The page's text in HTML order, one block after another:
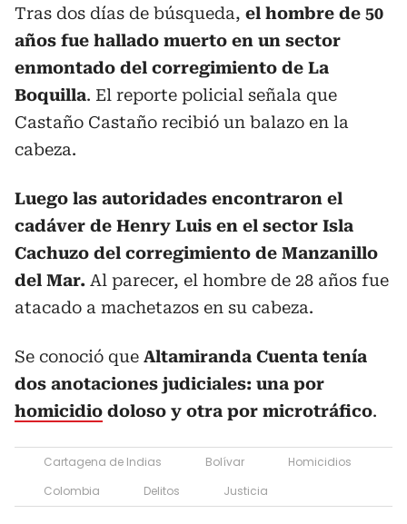
Tras dos días de búsqueda, el hombre de 50
años fue hallado muerto en un sector
enmontado del corregimiento de La
Boquilla. El reporte policial señala que
Castaño Castaño recibió un balazo en la
cabeza.
Luego las autoridades encontraron el
cadáver de Henry Luis en el sector Isla
Cachuzo del corregimiento de Manzanillo
del Mar. Al parecer, el hombre de 28 años fue
atacado a machetazos en su cabeza.
Se conoció que Altamiranda Cuenta tenía
dos anotaciones judiciales: una por
homicidio doloso y otra por microtráfico.
Cartagena de Indias Bolívar
Homicidios
Colombia
Delitos Justicia